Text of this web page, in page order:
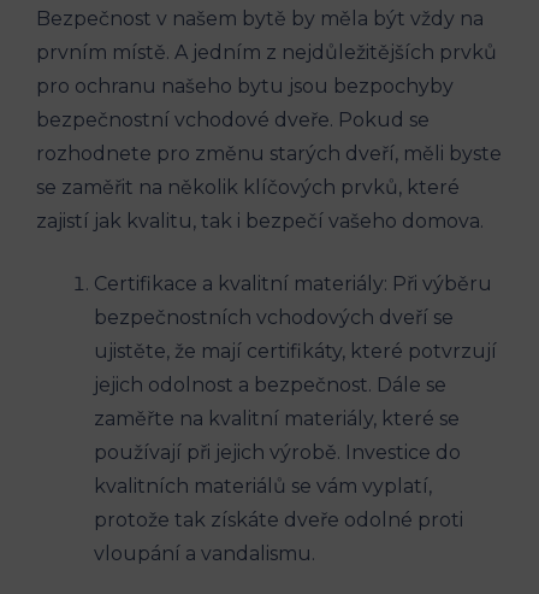
Bezpečnost v‍ našem bytě by měla být vždy na
prvním místě. A jedním z nejdůležitějších prvků
pro ochranu našeho bytu jsou bezpochyby
bezpečnostní⁢ vchodové dveře. Pokud se
rozhodnete pro změnu starých dveří, ‌měli byste
se zaměřit na několik klíčových prvků, které
zajistí jak⁢ kvalitu, tak ⁢i bezpečí vašeho domova.
Certifikace a kvalitní materiály: ‌Při výběru
bezpečnostních vchodových dveří se
ujistěte, že mají certifikáty, které potvrzují
jejich ⁢odolnost a bezpečnost. Dále se
zaměřte na⁣ kvalitní materiály, které ‌se
používají při ⁢jejich ‌výrobě. Investice do
kvalitních materiálů se⁢ vám vyplatí,
⁤protože tak získáte dveře odolné proti
vloupání a vandalismu.